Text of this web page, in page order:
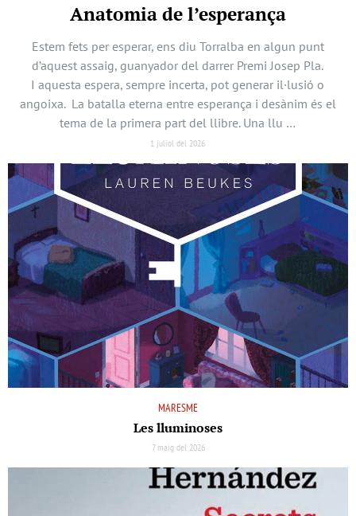
Anatomia de l’esperança
Estem fets per esperar, ens diu Torralba en algun punt
d’aquest assaig, guanyador del darrer Premi Josep Pla.
I aquesta espera, sempre incerta, pot generar il·lusió o
angoixa. La batalla eterna entre esperança i desànim és el
tema de la primera part del llibre. Una llu …
1 juliol del 2026
MARESME
Les lluminoses
7 maig del 2026